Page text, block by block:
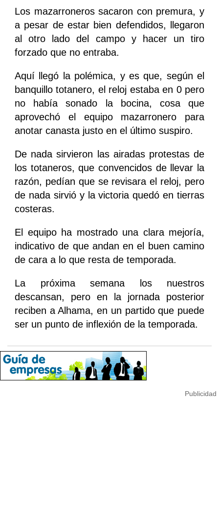
Los mazarroneros sacaron con premura, y
a pesar de estar bien defendidos, llegaron
al otro lado del campo y hacer un tiro
forzado que no entraba.
Aquí llegó la polémica, y es que, según el
banquillo totanero, el reloj estaba en 0 pero
no había sonado la bocina, cosa que
aprovechó el equipo mazarronero para
anotar canasta justo en el último suspiro.
De nada sirvieron las airadas protestas de
los totaneros, que convencidos de llevar la
razón, pedían que se revisara el reloj, pero
de nada sirvió y la victoria quedó en tierras
costeras.
El equipo ha mostrado una clara mejoría,
indicativo de que andan en el buen camino
de cara a lo que resta de temporada.
La próxima semana los nuestros
descansan, pero en la jornada posterior
reciben a Alhama, en un partido que puede
ser un punto de inflexión de la temporada.